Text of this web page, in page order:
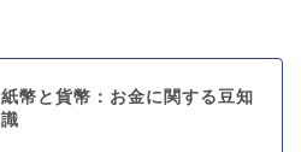
紙幣と貨幣：お金に関する豆知
識